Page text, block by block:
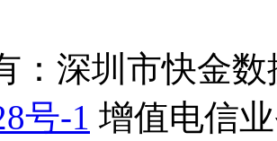
：深圳市快金
号-1 增值电信